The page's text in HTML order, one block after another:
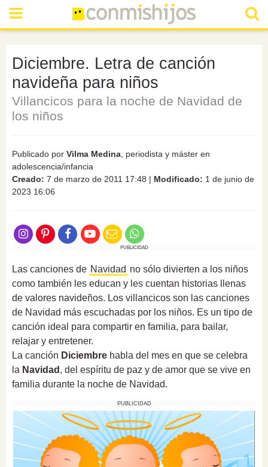
Diciembre. Letra de canción
navideña para niños
Villancicos para la noche de Navidad de
los niños
Publicado por Vilma Medina , periodista y máster en
adolescencia/infancia
Creado: 7 de marzo de 2011 17:48 | Modificado: 1 de junio de
2023 16:06
PUBLICIDAD
Las canciones de Navidad no sólo divierten a los niños
como también les educan y les cuentan historias llenas
de valores navideños. Los villancicos son las canciones
de Navidad más escuchadas por los niños. Es un tipo de
canción ideal para compartir en familia, para bailar,
relajar y entretener.
La canción Diciembre habla del mes en que se celebra
la Navidad , del espíritu de paz y de amor que se vive en
familia durante la noche de Navidad.
PUBLICIDAD